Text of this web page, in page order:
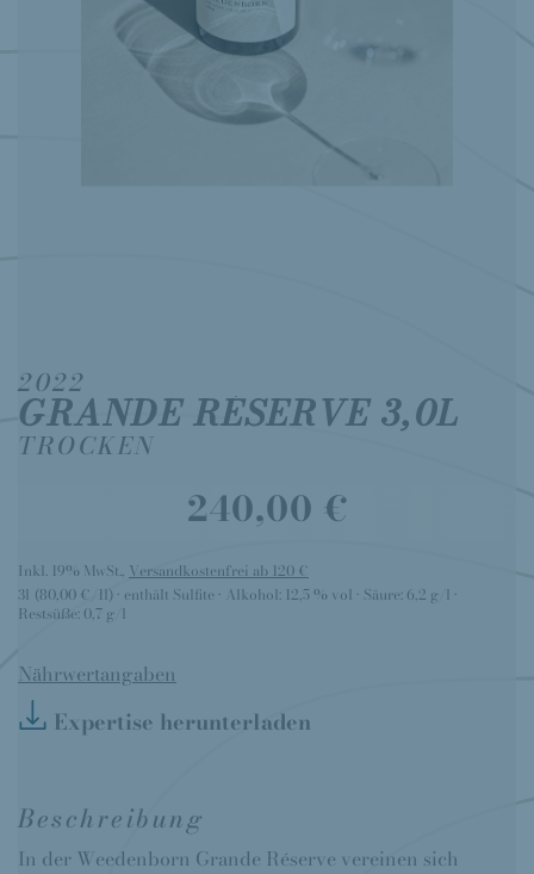
2022
GRANDE RÉSERVE 3,0L
TROCKEN
240,00 €
Inkl. 19% MwSt., Versandkostenfrei ab 120 €
3l (80,00 €/1l) enthält Sulfite Alkohol: 12,5 % vol Säure: 6,2 g/l
Restsüße: 0,7 g/l
Nährwertangaben
Expertise herunterladen
Beschreibung
In der Weedenborn Grande Réserve vereinen sich